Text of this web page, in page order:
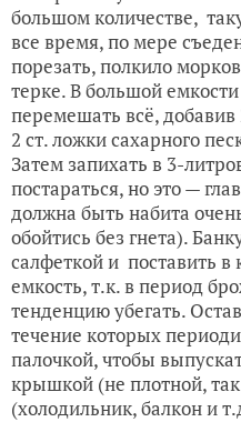
большом количестве,
все время, по мере
порезать, полкило
терке. В большой
перемешать всё,
2 ст. ложки сахарного
Затем запихать в 3-
постараться, но это —
должна быть набита
обойтись без гнета).
салфеткой и поставить
емкость, т.к. в период
тенденцию убегать.
течение которых
палочкой, чтобы
крышкой (не плотной,
(холодильник, балкон и